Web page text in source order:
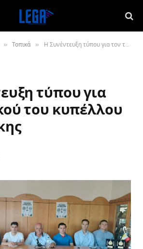
» Τοπικά » Η Συνέντευξη τύπου για τον τελικού του κυπέλλου ΕΠΣ Θράκης
τύπου για
του κυπέλλου